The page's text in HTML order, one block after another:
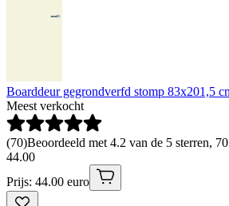
Boarddeur gegrondverfd stomp 83x201,5
Meest verkocht
(70)Beoordeeld met 4.2 van de 5 sterren,
44.00
Prijs: 44.00 euro